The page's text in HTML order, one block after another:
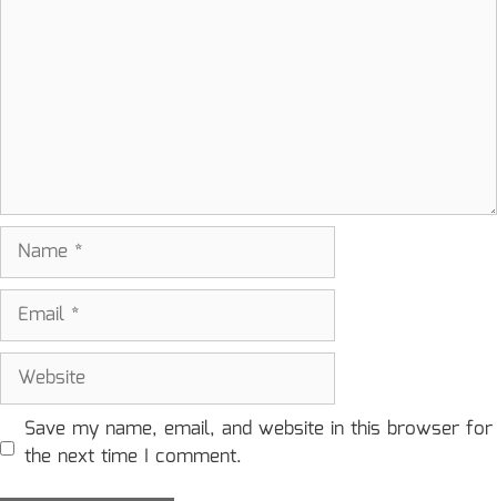
Name
Email
Website
Save my name, email, and website in this browser for
the next time I comment.